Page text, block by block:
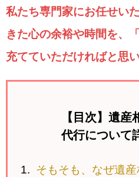
私たち専門家にお任せい
きた心の余裕や時間を、
充てていただければと思
【目次】遺産
代行について
そもそも、なぜ遺